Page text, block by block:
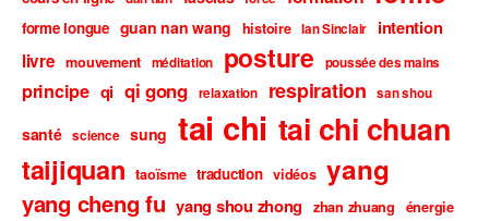
forme longue guan nan wang histoire Ian Sinclair
intention
livre mouvement méditation posture poussée des mains
principe qi qi gong relaxation respiration san shou
santé science sung tai chi tai chi chuan
taijiquan taoïsme traduction vidéos yang
yang cheng fu yang shou zhong zhan zhuang énergie